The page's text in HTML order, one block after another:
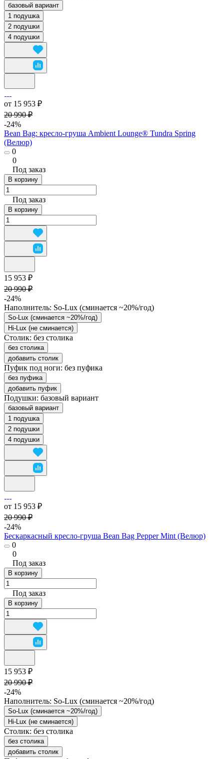
базовый вариант
1 подушка
2 подушки
4 подушки
от 15 953 ₽
20 990 ₽
-24%
Bean Bag: кресло-груша Ambient Lounge® Tundra Spring
(Велюр)
0
0
Под заказ
В корзину
Под заказ
В корзину
15 953 ₽
20 990 ₽
-24%
Наполнитель: So-Lux (cминается ~20%/год)
So-Lux (cминается ~20%/год)
Hi-Lux (не сминается)
Столик: без столика
без столика
добавить столик
Пуфик под ноги: без пуфика
без пуфика
добавить пуфик
Подушки: базовый вариант
базовый вариант
1 подушка
2 подушки
4 подушки
от 15 953 ₽
20 990 ₽
-24%
Бескаркасный кресло-груша Bean Bag Pepper Mint (Велюр)
0
0
Под заказ
В корзину
Под заказ
В корзину
15 953 ₽
20 990 ₽
-24%
Наполнитель: So-Lux (cминается ~20%/год)
So-Lux (cминается ~20%/год)
Hi-Lux (не сминается)
Столик: без столика
без столика
добавить столик